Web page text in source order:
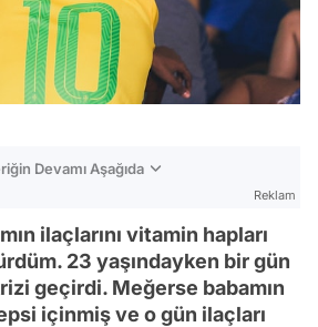
Devamı Aşağıda
Reklam
ilaçlarını vitamin hapları
23 yaşındayken bir gün
geçirdi. Meğerse babamın
içinmiş ve o gün ilaçları